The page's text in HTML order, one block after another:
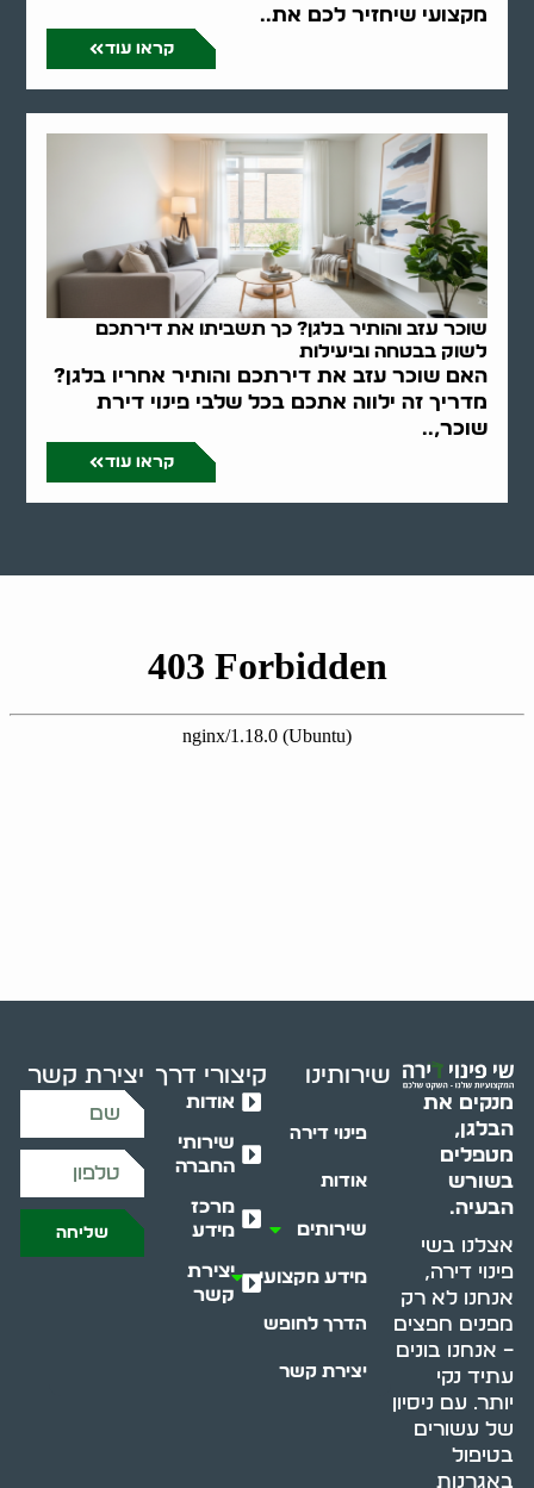
מקצועי שיחזיר לכם את..
קראו עוד
שוכר עזב והותיר בלגן? כך תשביתו את דירתכם
לשוק בבטחה וביעילות
האם שוכר עזב את דירתכם והותיר אחריו בלגן?
מדריך זה ילווה אתכם בכל שלבי פינוי דירת
שוכר,..
קראו עוד
מנקים את
הבלגן,
מטפלים
בשורש
הבעיה.
אצלנו בשי
פינוי דירה,
אנחנו לא רק
מפנים חפצים
– אנחנו בונים
עתיד נקי
יותר. עם ניסיון
של עשורים
בטיפול
באגרנות
שירותינו
פינוי דירה
אודות
שירותים
מידע מקצועי
הדרך לחופש
יצירת קשר
קיצורי דרך
אודות
שירותי
החברה
מרכז
מידע
יצירת
קשר
יצירת קשר
שליחה